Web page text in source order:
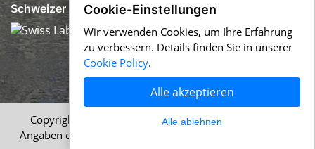
Schweizer Qualität:
Copyright © 1996-2026 HELP Media AG, Zürich. Alle
Angaben ohne Gewähr.
Cookie-Einstellungen
Wir verwenden Cookies, um Ihre Erfahrung
zu verbessern. Details finden Sie in unserer
Cookie Policy.
Alle akzeptieren
Alle ablehnen